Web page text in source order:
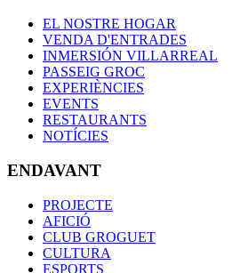
EL NOSTRE HOGAR
VENDA D'ENTRADES
INMERSIÓN VILLARREAL
PASSEIG GROC
EXPERIÈNCIES
EVENTS
RESTAURANTS
NOTÍCIES
ENDAVANT
PROJECTE
AFICIÓ
CLUB GROGUET
CULTURA
ESPORTS